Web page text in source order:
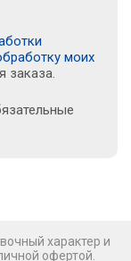
моих
заказа.
характер и
офертой.